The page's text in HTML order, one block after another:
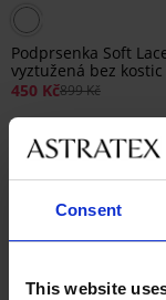
Consent
This website
Podprsenka Soft
vyztužená bez kostic
450 Kč899 Kč